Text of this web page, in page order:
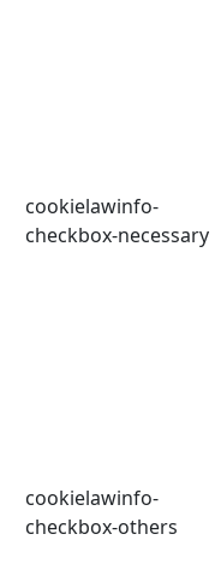
cookielawinfo-
checkbox-necessary
cookielawinfo-
checkbox-others